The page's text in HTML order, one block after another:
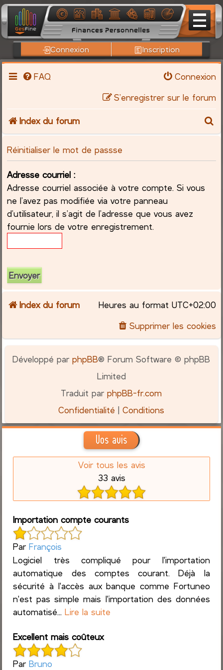
Connexion Inscription
FAQ
Connexion
S’enregistrer sur le forum
Index du forum
c
r
Réinitialiser le mot de passse
Adresse courriel :
Adresse courriel associée à votre compte. Si vous
ne l’avez pas modifiée via votre panneau
d’utilisateur, il s’agit de l’adresse que vous avez
fournie lors de votre enregistrement.
Index du forum Heures au format UTC+02:00
Supprimer les cookies
Développé parphpBB® Forum Software © phpBB
Limited
Traduit parphpBB-fr.com
Confidentialité |Conditions
Vos avis
Voir tous les avis
33 avis
Importation compte courants
ParFrançois
Logiciel très compliqué pour l'importation
automatique des comptes courant. Déjà la
sécurité à l'accès aux banque comme Fortuneo
n'est pas simple mais l'importation des données
automatisé...Lire la suite
Excellent mais coûteux
ParBruno